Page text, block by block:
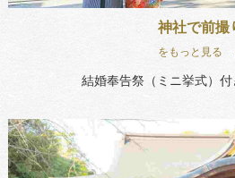
神社で前撮
をもっと見る
結婚奉告祭（ミニ挙式）